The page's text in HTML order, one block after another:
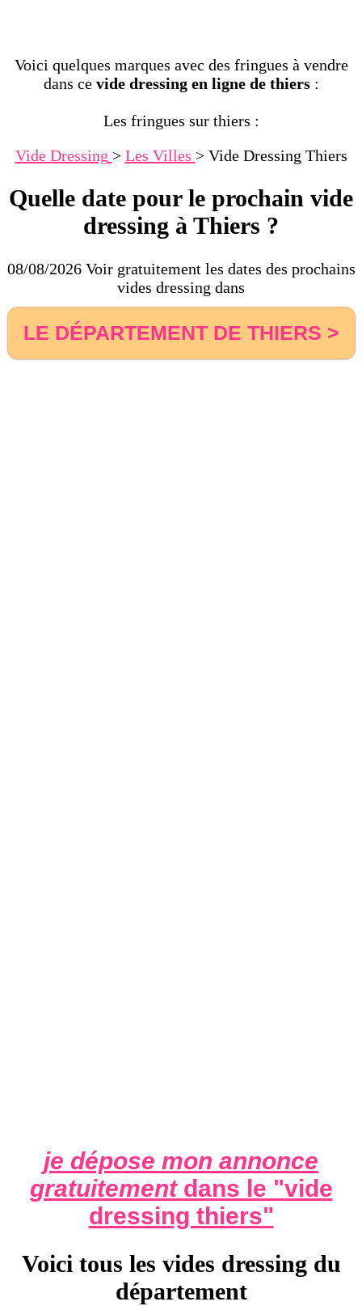
Voici quelques marques avec des fringues à vendre
dans ce vide dressing en ligne de thiers:
Les fringues sur thiers :
Vide Dressing > Les Villes > Vide Dressing Thiers
Quelle date pour le prochain vide
dressing à Thiers ?
08/08/2026 Voir gratuitement les dates des prochains
vides dressing dans
LE DÉPARTEMENT DE THIERS
je dépose mon annonce
gratuitementdans le "vide
dressing thiers"
Voici tous les vides dressing du
département